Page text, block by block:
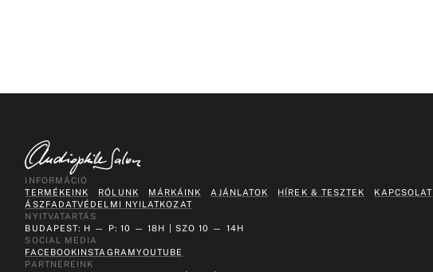
INFORMÁCIÓ
TERMÉKEINK
RÓLUNK MÁRKÁINK AJÁNLATOK HÍREK & TESZTEK
KAPCSOLAT
ÁSZFADATVÉDELMI NYILATKOZAT
NYITVATARTÁS
BUDAPEST: H — P: 10 — 18H | SZO 10 — 14H
SOCIAL MEDIA
FACEBOOKINSTAGRAMYOUTUBE
PARTNEREINK